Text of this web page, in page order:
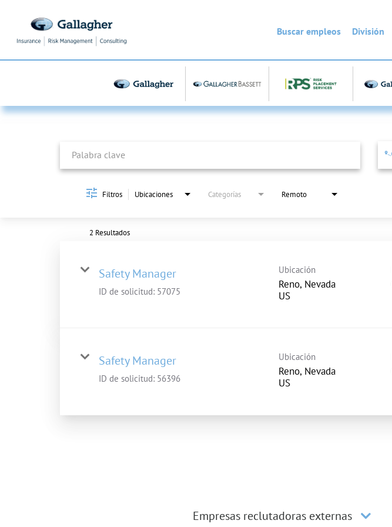
Buscar empleos División
Job Search Page
Filtros Ubicaciones Categorías Remoto
2 Resultados
Safety Manager
ID de solicitud: 57075
Ubicación
Reno, Nevada
Safety Manager
ID de solicitud: 56396
Ubicación
Reno, Nevada
Empresas reclutadoras externas